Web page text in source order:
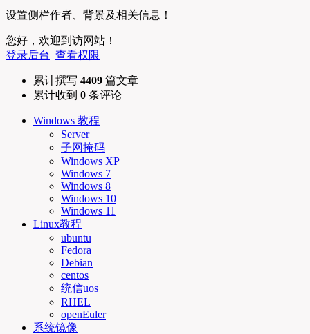
设置侧栏作者、背景及相关信息！
您好，欢迎到访网站！
登录后台 查看权限
累计撰写 4409 篇文章
累计收到 0 条评论
Windows 教程
Server
子网掩码
Windows XP
Windows 7
Windows 8
Windows 10
Windows 11
Linux教程
ubuntu
Fedora
Debian
centos
统信uos
RHEL
openEuler
系统镜像